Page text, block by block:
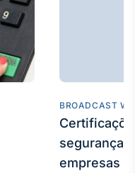
BROADCAST
segurança
empresas